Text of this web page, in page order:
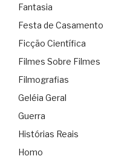
Fantasia
Festa de Casamento
Ficção Científica
Filmes Sobre Filmes
Filmografias
Geléia Geral
Guerra
Histórias Reais
Homo